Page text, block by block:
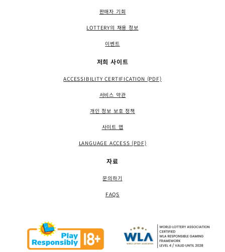
판매자 기회
LOTTERY의 채용 정보
이벤트
저희 사이트
ACCESSIBILITY CERTIFICATION (PDF)
서비스 약관
개인 정보 보호 정책
사이트 맵
LANGUAGE ACCESS (PDF)
자료
문의하기
FAQS